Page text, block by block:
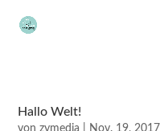
Hallo Welt!
vonzymedia Nov. 19, 2017